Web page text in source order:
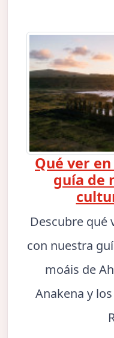
Qué ver
guía de
Descubre qué
con nuestra
moáis de
Anakena y